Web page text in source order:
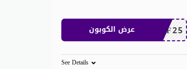
MEAF25 عرض الكوبون
See Details